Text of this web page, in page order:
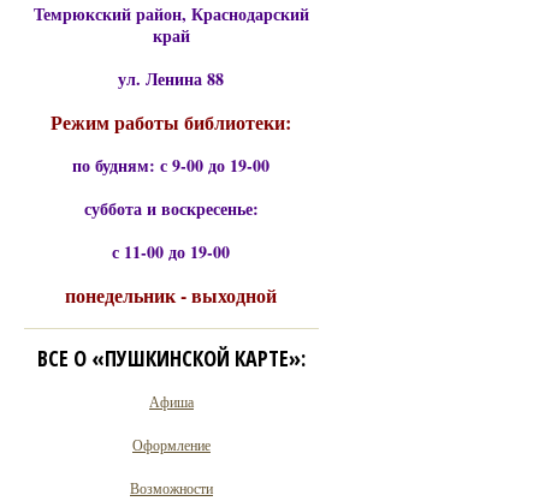
Темрюкский район, Краснодарский
край
ул. Ленина 88
Режим работы библиотеки:
по будням: с 9-00 до 19-00
суббота и воскресенье:
с 11-00 до 19-00
понедельник - выходной
ВСЕ О «ПУШКИНСКОЙ КАРТЕ»:
Афиша
Оформление
Возможности